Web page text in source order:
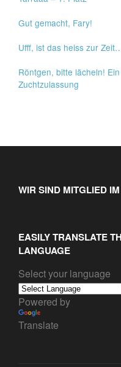
Gut gemacht, Fary!
Ufff, ist das heiss zur
Röntgen, bitte lächeln!
Zuchtzulassung
WIR SIND MITGLIED
EASILY TRANSLATE
LANGUAGE
Select your language
Powered by
Translate